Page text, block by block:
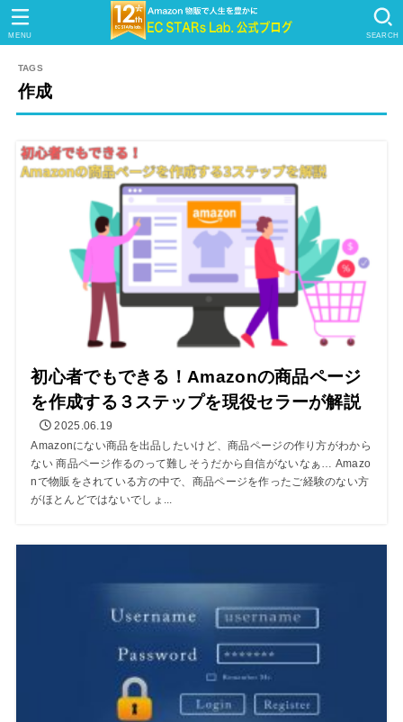
SEARCH
MENU
作成
初心者でもできる！Amazonの商品ページ
を作成する３ステップを現役セラーが解説
2025.06.19
Amazonにない商品を出品したいけど、商品ページの作り方がわから
ない 商品ページ作るのって難しそうだから自信がないなぁ… Amazo
nで物販をされている方の中で、商品ページを作ったご経験のない方
がほとんどではないでしょ...